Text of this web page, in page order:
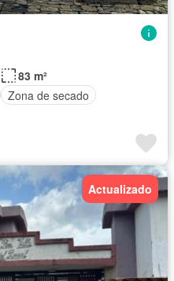
83 m²
Zona de secado
Actualizado